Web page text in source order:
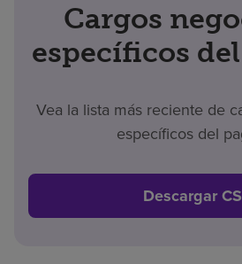
Cargos
específicos
Vea la lista más reciente de
específicos del
Descargar